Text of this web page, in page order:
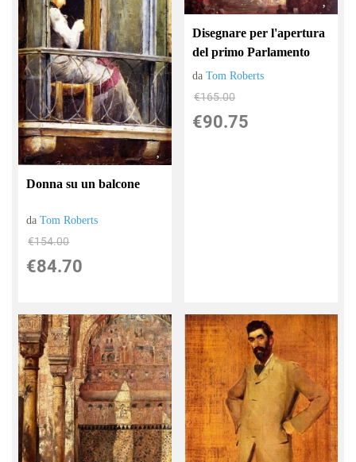
Donna su un balcone
daTom Roberts
€154.00
€84.70
Disegnare per l'apertura
del primo Parlamento
daTom Roberts
€165.00
€90.75